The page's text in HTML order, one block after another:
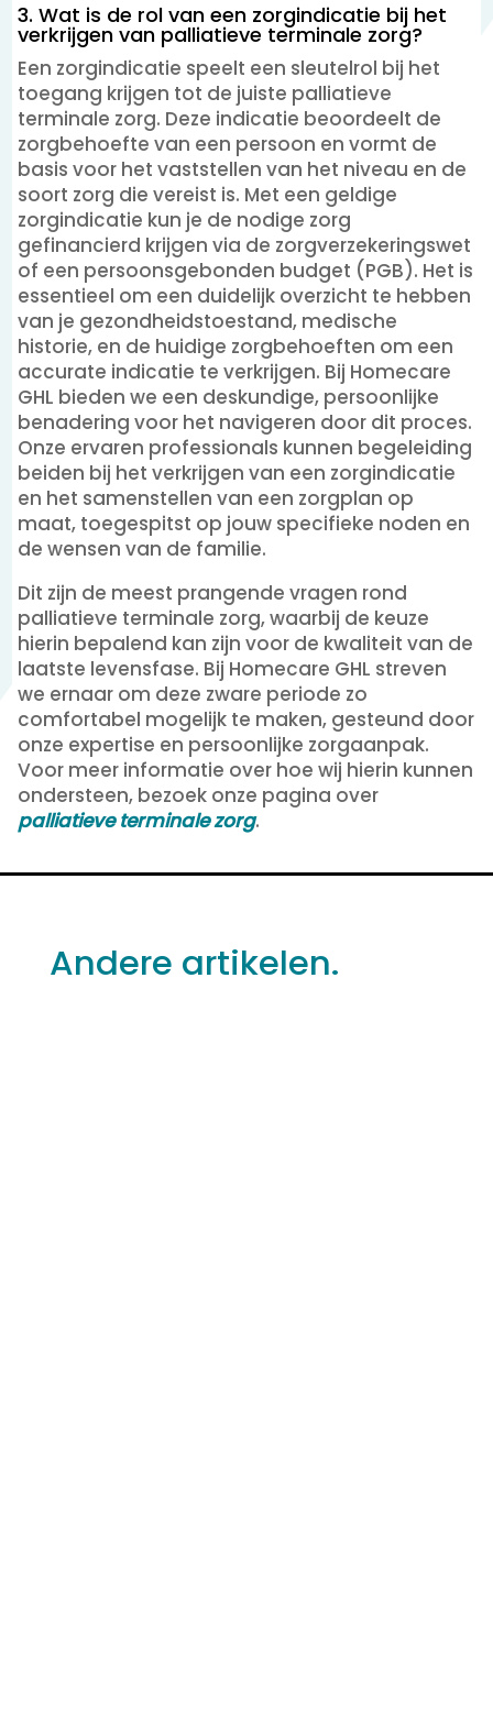
3. Wat is de rol van een zorgindicatie bij het
verkrijgen van palliatieve terminale zorg?
Een zorgindicatie speelt een sleutelrol bij het
toegang krijgen tot de juiste palliatieve
terminale zorg. Deze indicatie beoordeelt de
zorgbehoefte van een persoon en vormt de
basis voor het vaststellen van het niveau en de
soort zorg die vereist is. Met een geldige
zorgindicatie kun je de nodige zorg
gefinancierd krijgen via de zorgverzekeringswet
of een persoonsgebonden budget (PGB). Het is
essentieel om een duidelijk overzicht te hebben
van je gezondheidstoestand, medische
historie, en de huidige zorgbehoeften om een
accurate indicatie te verkrijgen. Bij Homecare
GHL bieden we een deskundige, persoonlijke
benadering voor het navigeren door dit proces.
Onze ervaren professionals kunnen begeleiding
beiden bij het verkrijgen van een zorgindicatie
en het samenstellen van een zorgplan op
maat, toegespitst op jouw specifieke noden en
de wensen van de familie.
Dit zijn de meest prangende vragen rond
palliatieve terminale zorg, waarbij de keuze
hierin bepalend kan zijn voor de kwaliteit van de
laatste levensfase. Bij Homecare GHL streven
we ernaar om deze zware periode zo
comfortabel mogelijk te maken, gesteund door
onze expertise en persoonlijke zorgaanpak.
Voor meer informatie over hoe wij hierin kunnen
ondersteen, bezoek onze pagina over
palliatieve terminale zorg.
Andere artikelen.